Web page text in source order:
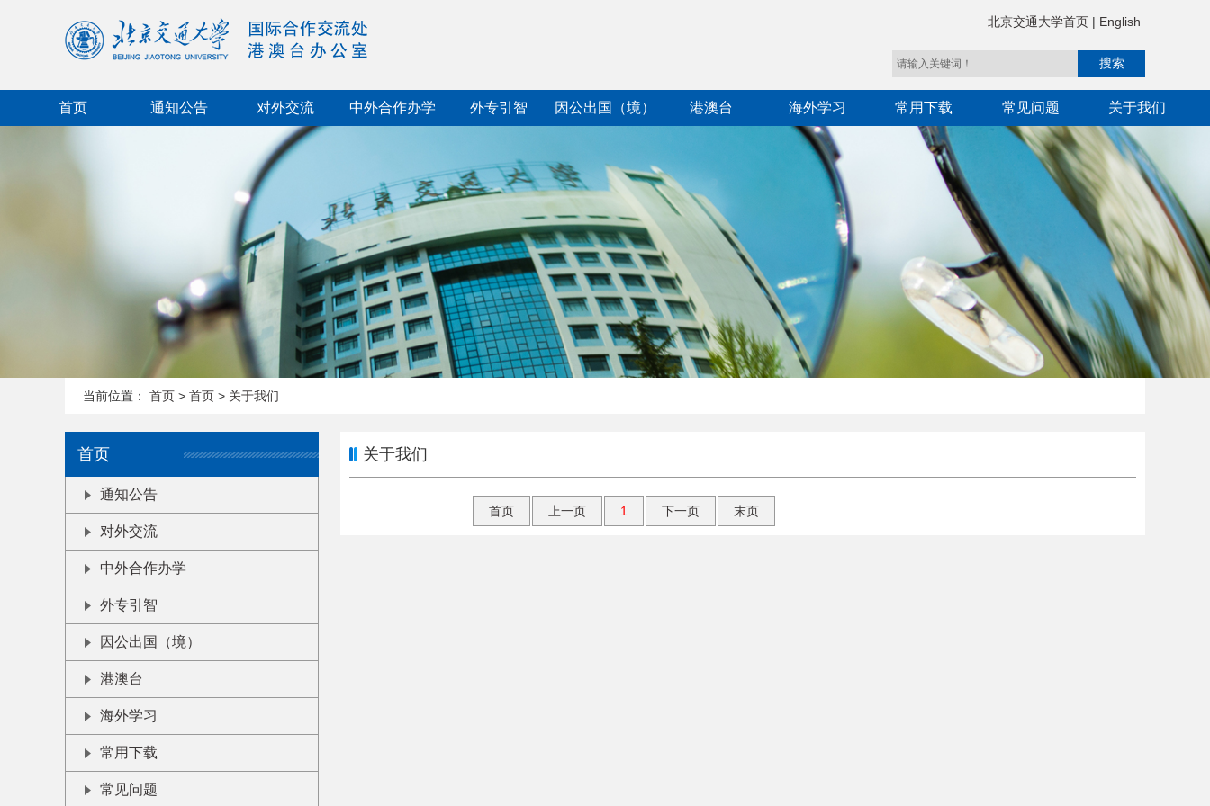
北京交通大学首页 | English
首页 通知公告 对外交流 中外合作办学 外专引智 因公出国（境） 港澳台 海外学习 常用下载 常见问题 关于我们
当前位置： 首页 > 首页 > 关于我们
首页
通知公告
对外交流
中外合作办学
外专引智
因公出国（境）
港澳台
海外学习
常用下载
常见问题
关于我们
首页 上一页 1 下一页 末页